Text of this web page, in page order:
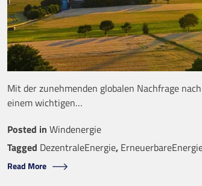
Mit der zunehmenden globalen Nachfrage
einem wichtigen…
Posted in Windenergie
Tagged DezentraleEnergie,
Read More